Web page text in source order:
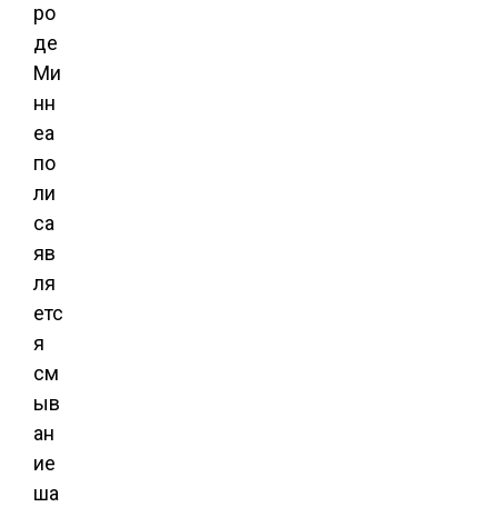
ро
де
Ми
нн
еа
по
ли
са
яв
ля
етс
я
см
ыв
ан
ие
ша